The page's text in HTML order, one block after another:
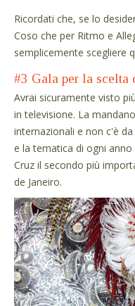
Ricordati che, se lo
Coso che per Ritmo e
semplicemente scegliere
#3 Gala per la scelta
Avrai sicuramente visto
in televisione. La
internazionali e non c'è
e la tematica di ogni
Cruz il secondo più
de Janeiro.